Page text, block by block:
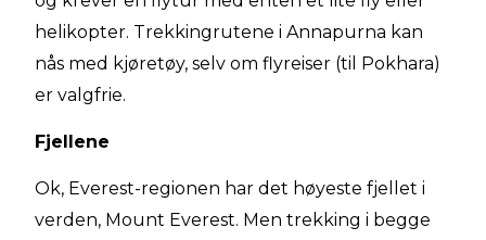
helikopter. Trekkingrutene i Annapurna kan
nås med kjøretøy, selv om flyreiser (til Pokhara)
er valgfrie.
Fjellene
Ok, Everest-regionen har det høyeste fjellet i
verden, Mount Everest. Men trekking i begge